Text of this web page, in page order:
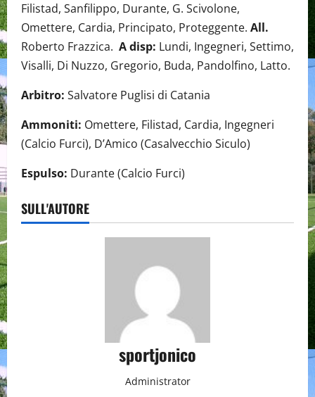
Filistad, Sanfilippo, Durante, G. Scivolone,
Omettere, Cardia, Principato, Proteggente. All.
Roberto Frazzica. A disp: Lundi, Ingegneri, Settimo,
Visalli, Di Nuzzo, Gregorio, Buda, Pandolfino, Latto.
Arbitro: Salvatore Puglisi di Catania
Ammoniti: Omettere, Filistad, Cardia, Ingegneri
(Calcio Furci), D’Amico (Casalvecchio Siculo)
Espulso: Durante (Calcio Furci)
SULL'AUTORE
sportjonico
Administrator